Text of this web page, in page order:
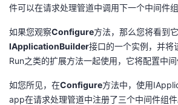
件可以在请求处理管道中调用下一个中间件组
如果您观察Configure方法，那么您将看到
IApplicationBuilder接口的一个实例，并将
Run之类的扩展方法一起使用，它将配置中间
如您所见，在Configure方法中，使用
app在请求处理管道中注册了三个中间件组